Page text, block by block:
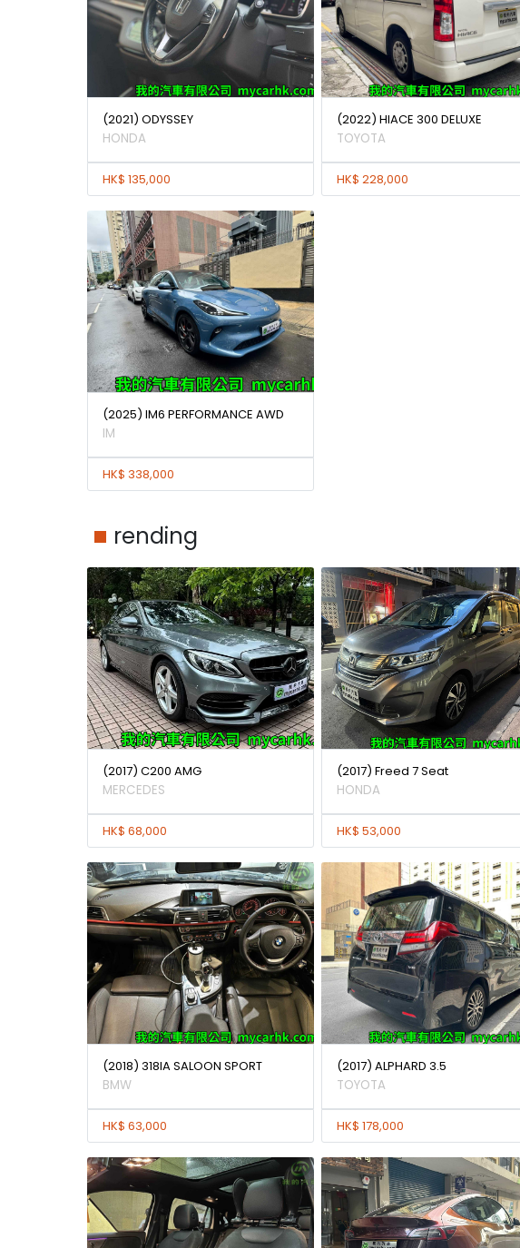
(2021) ODYSSEY
HONDA
HK$ 135,000
(2022) HIACE 300 DELUXE
TOYOTA
HK$ 228,000
(2025) IM6 PERFORMANCE AWD
IM
HK$ 338,000
rending
(2017) C200 AMG
MERCEDES
HK$ 68,000
(2017) Freed 7 Seat
HONDA
HK$ 53,000
(2018) 318IA SALOON SPORT
BMW
HK$ 63,000
(2017) ALPHARD 3.5
TOYOTA
HK$ 178,000